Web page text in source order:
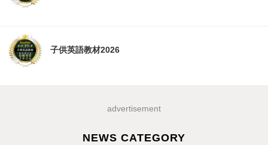
子供英語教材2026
advertisement
NEWS CATEGORY